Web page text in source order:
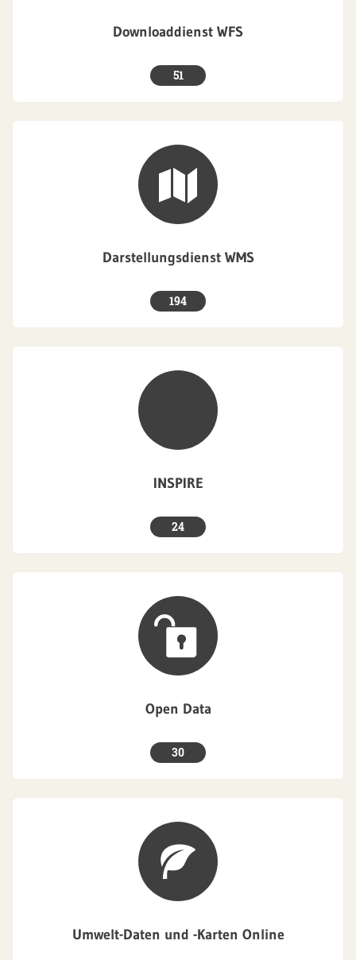
Downloaddienst WFS
51
Darstellungsdienst WMS
194
INSPIRE
24
Open Data
30
Umwelt-Daten und -Karten Online